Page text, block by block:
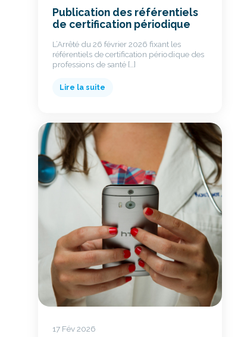
Publication des référentiels
de certification périodique
L’Arrêté du 26 février 2026 fixant les
référentiels de certification périodique des
professions de santé […]
Lire la suite
17 Fév 2026